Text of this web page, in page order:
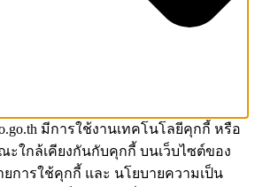
มีการใช้งานเทคโนโลยีคุกกี้ หรือ
ใกล้เคียงกันกับคุกกี้ บนเว็บไซต์ของ
ยการใช้คุกกี้ และ นโยบายความเป็น